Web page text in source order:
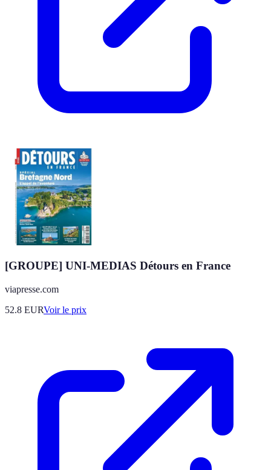
[GROUPE] UNI-MEDIAS Détours en France
viapresse.com
52.8 EURVoir le prix